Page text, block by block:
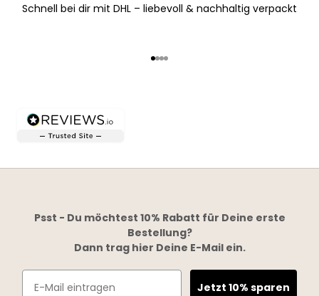
Schnell bei dir mit DHL – liebevoll & nachhaltig verpackt
Gehe zu Element 1
Gehe zu Element 2
Gehe zu Element 3
Gehe zu Element 4
Psst - Du möchtest 10% Rabatt für Deine erste
Bestellung?
Dann trag hier Deine E-Mail ein.
Email
Jetzt 10% sparen